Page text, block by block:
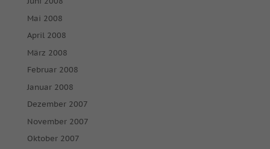
Mai 2008
April 2008
März 2008
Februar 2008
Januar 2008
Dezember 2007
November 2007
Oktober 2007